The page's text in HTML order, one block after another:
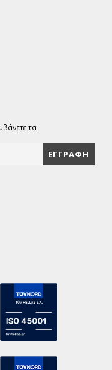
τα